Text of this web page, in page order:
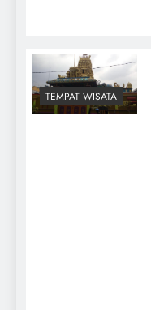
TEMPAT WISATA